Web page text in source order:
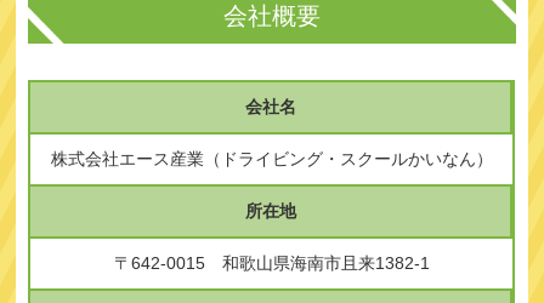
会社概要
会社名
株式会社エース産業（ドライビング・スクールかいなん）
所在地
〒642-0015 和歌山県海南市且来1382-1